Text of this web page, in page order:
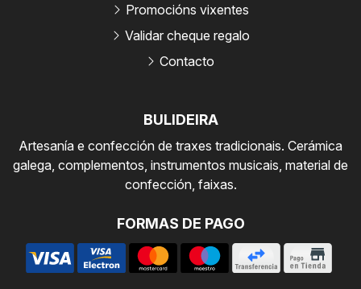
BULIDEIRA
Artesanía e confección de traxes tradicionais. Cerámica
galega, complementos, instrumentos musicais, material de
confección, faixas.
FORMAS DE PAGO
Promocións vixentes
Validar cheque regalo
Contacto